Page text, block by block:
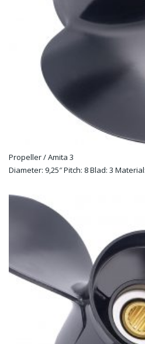
Propeller / Amita 3
Diameter: 9,25″ Pitch: 8 Blad: 3